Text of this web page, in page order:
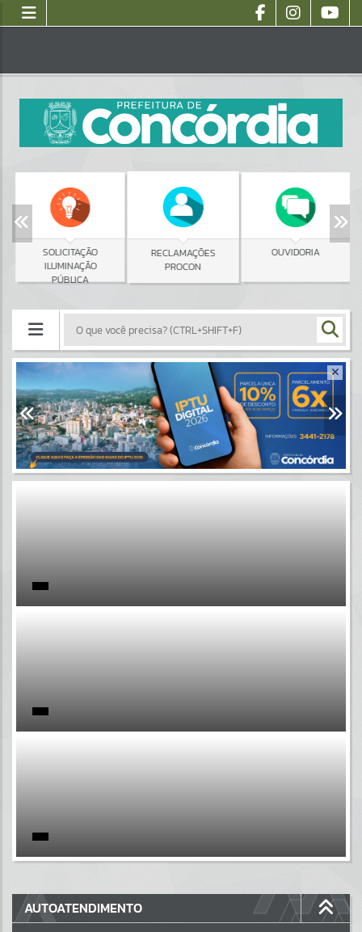
SOLICITAÇÃO
ILUMINAÇÃO
PÚBLICA
RECLAMAÇÕES
PROCON
OUVIDORIA
Portais
Por favor, aguarde...
Por favor, aguarde...
Por favor, aguarde...
GALERIAS
AUTOATENDIMENTO